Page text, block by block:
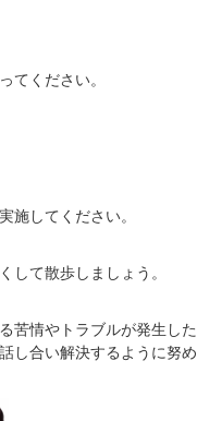
てください。
施してください。
して散歩しましょう。
苦情やトラブルが発生した
し合い解決するように努め